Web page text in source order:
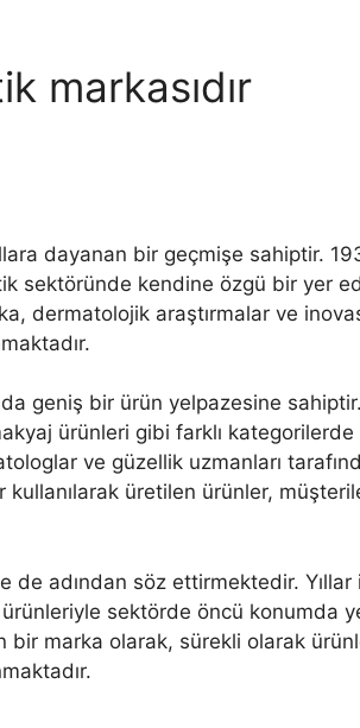
markasıdır
dayanan bir geçmişe sahiptir.
sektöründe kendine özgü bir yer
dermatolojik araştırmalar ve
geniş bir ürün yelpazesine sahiptir.
ürünleri gibi farklı
ve güzellik uzmanları
üretilen ürünler,
de adından söz ettirmektedir.
sektörde öncü konumda
marka olarak, sürekli olarak